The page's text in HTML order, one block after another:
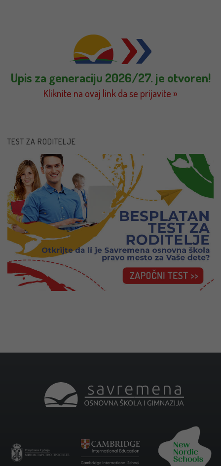
TEST ZA RODITELJE
Upis za generaciju 2026/27. je otvoren!
Kliknite na ovaj link da se prijavite »